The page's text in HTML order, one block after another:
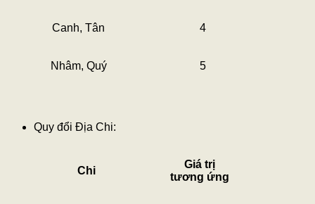
Canh, Tân 4
Nhâm, Quý 5
Quy đổi Địa Chi:
Chi
Giá trị
tương ứng